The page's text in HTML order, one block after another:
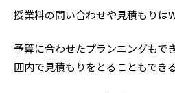
授業料の問い合わせや見積もりは
予算に合わせたプランニングもで
囲内で見積もりをとることもできる